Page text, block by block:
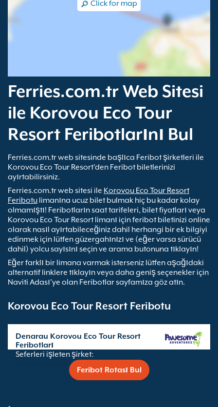
Click for map
Ferries.com.tr Web Sitesi
ile Korovou Eco Tour
Resort Feribotlarını Bul
Ferries.com.tr web sitesinde başlıca Feribot şirketleri ile
Korovou Eco Tour Resort’den Feribot biletlerinizi
ayırtabilirsiniz.
Ferries.com.tr web sitesi ile Korovou Eco Tour Resort
Feribotu limanına ucuz bilet bulmak hiç bu kadar kolay
olmamıştı! Feribotların saat tarifeleri, bilet fiyatları veya
Korovou Eco Tour Resort limanı için feribot biletinizi online
olarak nasıl ayırtabileceğiniz dahil herhangi bir ek bilgiyi
edinmek için lütfen güzergahınızı ve (eğer varsa sürücü
dahil) yolcu sayısını seçin ve arama butonuna tıklayın!
Eğer farklı bir limana varmak isterseniz lütfen aşağıdaki
alternatif linklere tıklayın veya daha geniş seçenekler için
Naviti Adası’ye olan Feribotlar sayfamıza göz atın.
Korovou Eco Tour Resort Feribotu
Denarau Korovou Eco Tour Resort
Feribotları
Seferleri işleten şirket:
Awesome Adventures Fiji
Feribot Rotası Bul